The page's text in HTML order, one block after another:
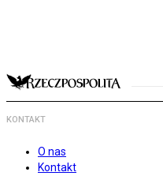
KONTAKT
O nas
Kontakt